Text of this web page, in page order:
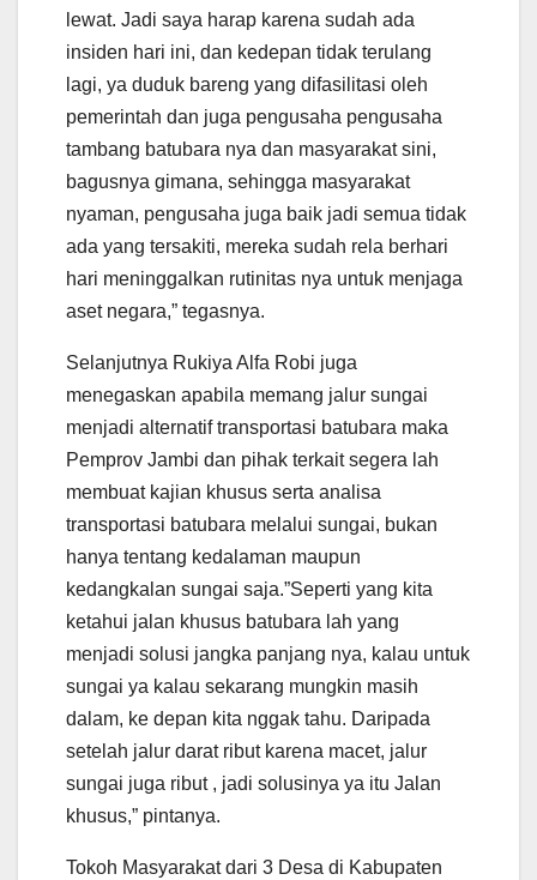
lewat. Jadi saya harap karena sudah ada
insiden hari ini, dan kedepan tidak terulang
lagi, ya duduk bareng yang difasilitasi oleh
pemerintah dan juga pengusaha pengusaha
tambang batubara nya dan masyarakat sini,
bagusnya gimana, sehingga masyarakat
nyaman, pengusaha juga baik jadi semua tidak
ada yang tersakiti, mereka sudah rela berhari
hari meninggalkan rutinitas nya untuk menjaga
aset negara,” tegasnya.
Selanjutnya Rukiya Alfa Robi juga
menegaskan apabila memang jalur sungai
menjadi alternatif transportasi batubara maka
Pemprov Jambi dan pihak terkait segera lah
membuat kajian khusus serta analisa
transportasi batubara melalui sungai, bukan
hanya tentang kedalaman maupun
kedangkalan sungai saja.”Seperti yang kita
ketahui jalan khusus batubara lah yang
menjadi solusi jangka panjang nya, kalau untuk
sungai ya kalau sekarang mungkin masih
dalam, ke depan kita nggak tahu. Daripada
setelah jalur darat ribut karena macet, jalur
sungai juga ribut , jadi solusinya ya itu Jalan
khusus,” pintanya.
Tokoh Masyarakat dari 3 Desa di Kabupaten